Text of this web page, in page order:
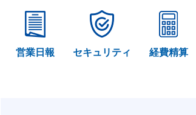
営業日報 セキュリティ 経費精算